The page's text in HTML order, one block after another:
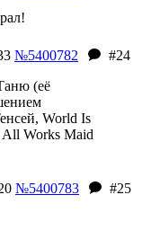
№5400782
#24
(её
World Is
All Works Maid
№5400783
#25